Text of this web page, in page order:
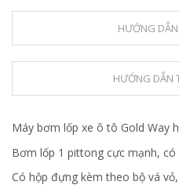
HƯỚNG
HƯỚNG DẪN
Máy bơm lốp xe ô tô Gold Way
Bơm lốp 1 pittong cực mạnh,
Có hộp đựng kèm theo bộ vá